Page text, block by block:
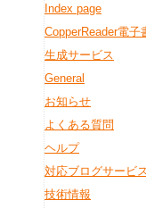
Index page
CopperReader電子
生成サービス
General
お知らせ
よくある質問
ヘルプ
対応ブログサービス
技術情報